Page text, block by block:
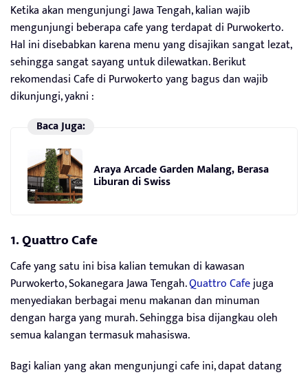
Ketika akan mengunjungi Jawa Tengah, kalian wajib
mengunjungi beberapa cafe yang terdapat di Purwokerto.
Hal ini disebabkan karena menu yang disajikan sangat lezat,
sehingga sangat sayang untuk dilewatkan. Berikut
rekomendasi Cafe di Purwokerto yang bagus dan wajib
dikunjungi, yakni :
Baca Juga:
Araya Arcade Garden Malang, Berasa
Liburan di Swiss
1. Quattro Cafe
Cafe yang satu ini bisa kalian temukan di kawasan
Purwokerto, Sokanegara Jawa Tengah.Quattro Cafejuga
menyediakan berbagai menu makanan dan minuman
dengan harga yang murah. Sehingga bisa dijangkau oleh
semua kalangan termasuk mahasiswa.
Bagi kalian yang akan mengunjungi cafe ini, dapat datang